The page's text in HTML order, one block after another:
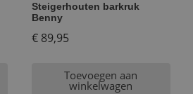
Steigerhouten barkruk
Benny
€89,95
Toevoegen aan
winkelwagen